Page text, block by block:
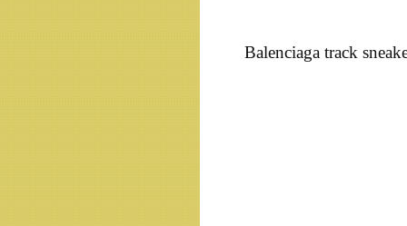
Balenciaga track